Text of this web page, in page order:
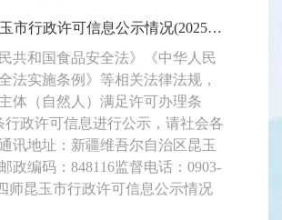
第十四师昆玉市行政许可信息公示情况(2025年11月第4期)
共和国食品安全法》《中华人民
法实施条例》等相关法律法规，
体（自然人）满足许可办理条
行政许可信息进行公示，请社会各
讯地址：新疆维吾尔自治区昆玉
政编码：848116监督电话：0903-
师昆玉市行政许可信息公示情况